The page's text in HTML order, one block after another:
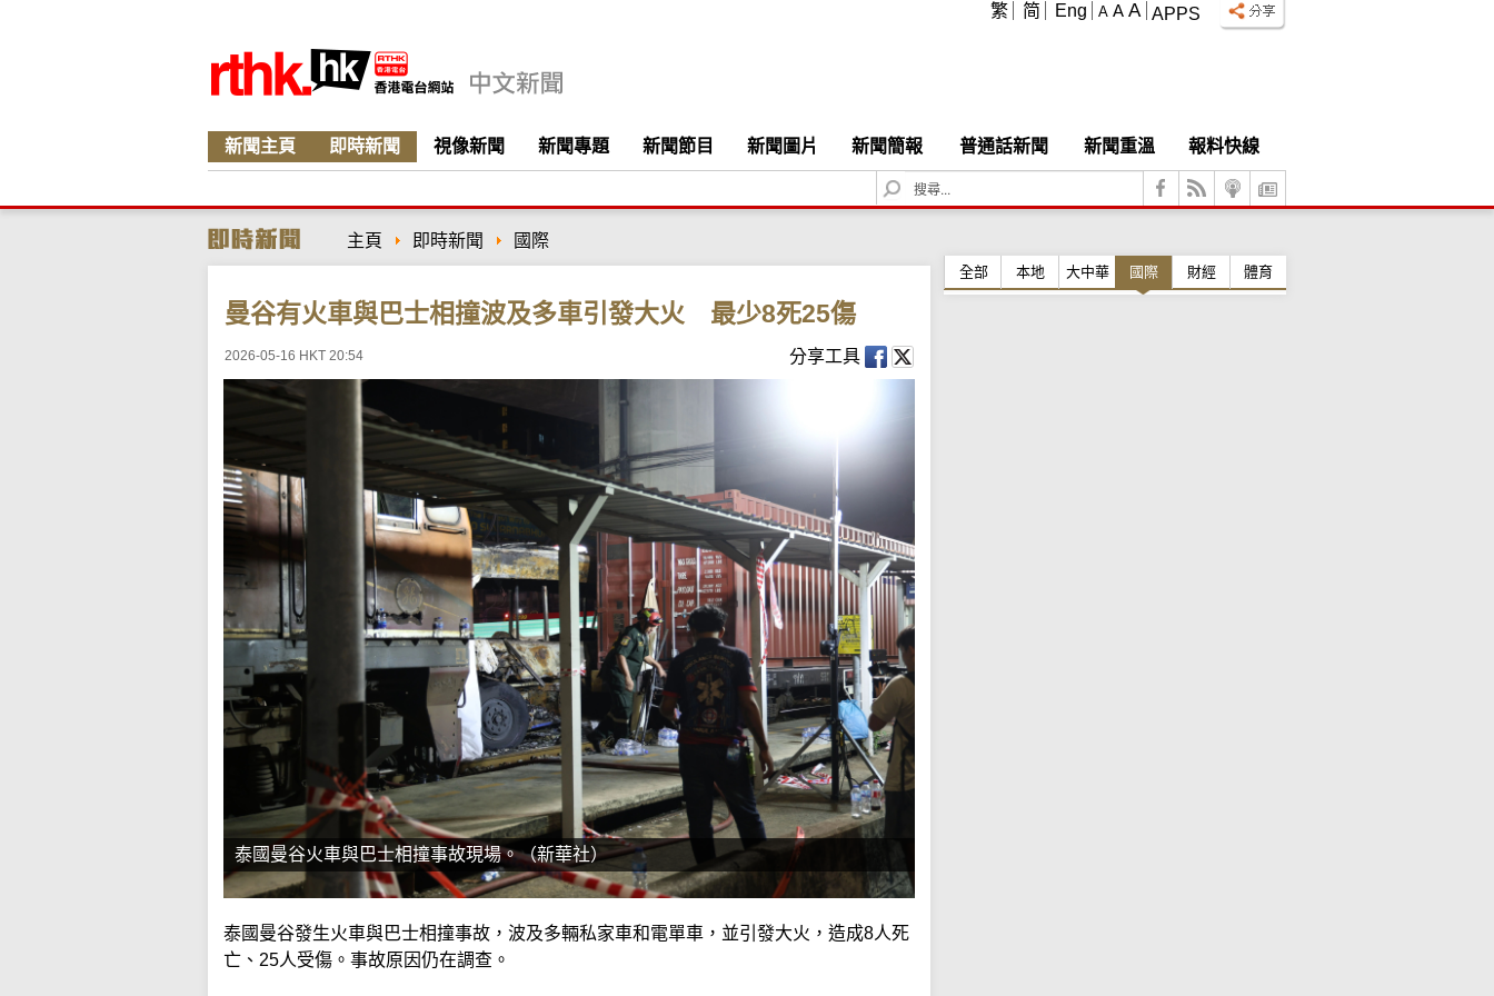
APPS
A A A
繁 简 Eng
新聞主頁 即時新聞 視像新聞 新聞專題 新聞節目 新聞圖片 新聞簡報 普通話新聞 新聞重溫
報料快線
S
e
c
主頁 即時新聞 國際
曼谷有火車與巴士相撞波及多車引發大火 最少8死25傷
2026-05-16 HKT 20:54 分享工具
泰國曼谷火車與巴士相撞事故現場。（新華社）
泰國曼谷發生火車與巴士相撞事故，波及多輛私家車和電單車，並引發大火，造成8人死
亡、25人受傷。事故原因仍在調查。
全部 本地 大中華 國際 財經 體育